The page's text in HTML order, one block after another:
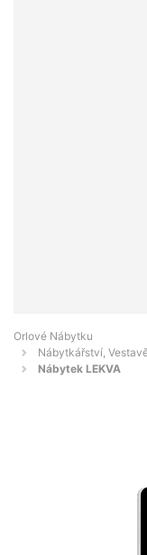
Orlové Nábytku
Nábytkářství,
Nábytek LEKVA